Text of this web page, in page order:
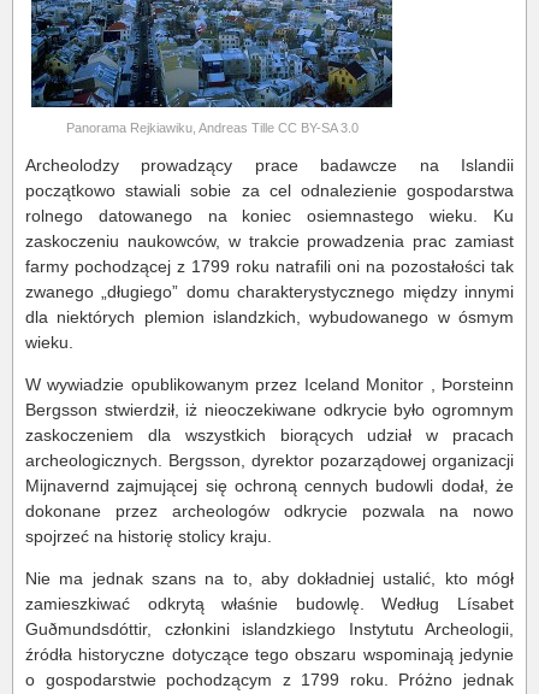
Panorama Rejkiawiku, Andreas Tille CC BY-SA 3.0
Archeolodzy prowadzący prace badawcze na Islandii
początkowo stawiali sobie za cel odnalezienie gospodarstwa
rolnego datowanego na koniec osiemnastego wieku. Ku
zaskoczeniu naukowców, w trakcie prowadzenia prac zamiast
farmy pochodzącej z 1799 roku natrafili oni na pozostałości tak
zwanego „długiego” domu charakterystycznego między innymi
dla niektórych plemion islandzkich, wybudowanego w ósmym
wieku.
W wywiadzie opublikowanym przez Iceland Monitor , Þorsteinn
Bergsson stwierdził, iż nieoczekiwane odkrycie było ogromnym
zaskoczeniem dla wszystkich biorących udział w pracach
archeologicznych. Bergsson, dyrektor pozarządowej organizacji
Mijnavernd zajmującej się ochroną cennych budowli dodał, że
dokonane przez archeologów odkrycie pozwala na nowo
spojrzeć na historię stolicy kraju.
Nie ma jednak szans na to, aby dokładniej ustalić, kto mógł
zamieszkiwać odkrytą właśnie budowlę. Według Lísabet
Guðmundsdóttir, członkini islandzkiego Instytutu Archeologii,
źródła historyczne dotyczące tego obszaru wspominają jedynie
o gospodarstwie pochodzącym z 1799 roku. Próżno jednak